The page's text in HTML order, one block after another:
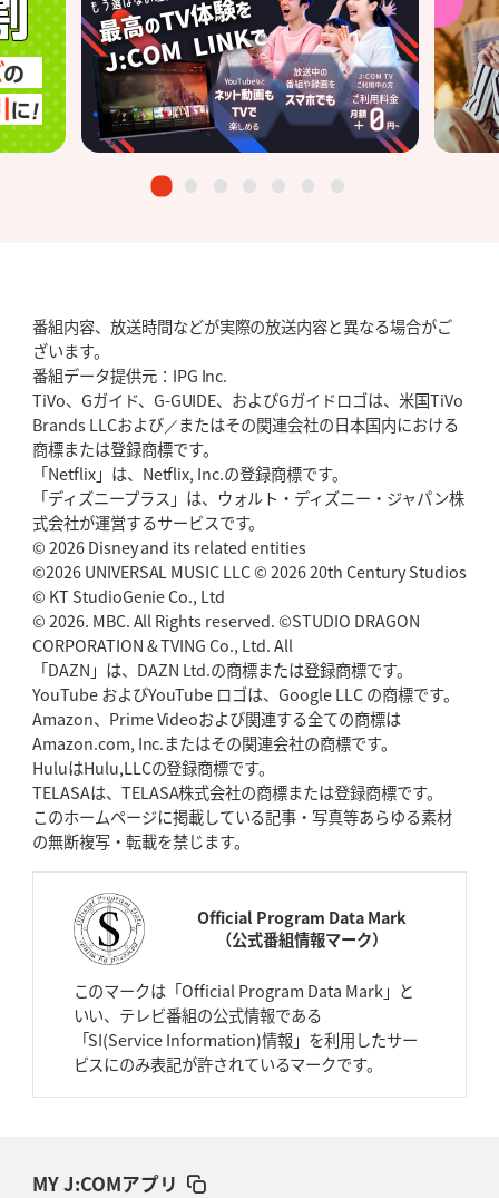
番組内容、放送時間などが実際の放送内容と異なる場合がご
ざいます。
番組データ提供元：IPG Inc.
TiVo、Gガイド、G-GUIDE、およびGガイドロゴは、米国TiVo
Brands LLCおよび／またはその関連会社の日本国内における
商標または登録商標です。
「Netflix」は、Netflix, Inc.の登録商標です。
「ディズニープラス」は、ウォルト・ディズニー・ジャパン株
式会社が運営するサービスです。
© 2026 Disney and its related entities
©2026 UNIVERSAL MUSIC LLC © 2026 20th Century Studios
© KT StudioGenie Co., Ltd
© 2026. MBC. All Rights reserved. ©STUDIO DRAGON
CORPORATION & TVING Co., Ltd. All
「DAZN」は、DAZN Ltd.の商標または登録商標です。
YouTube およびYouTube ロゴは、Google LLC の商標です。
Amazon、Prime Videoおよび関連する全ての商標は
Amazon.com, Inc.またはその関連会社の商標です。
HuluはHulu,LLCの登録商標です。
TELASAは、TELASA株式会社の商標または登録商標です。
このホームページに掲載している記事・写真等あらゆる素材
の無断複写・転載を禁じます。
Official Program Data Mark
（公式番組情報マーク）
このマークは「Official Program Data Mark」と
いい、テレビ番組の公式情報である
「SI(Service Information)情報」を利用したサー
ビスにのみ表記が許されているマークです。
MY J:COMアプリ